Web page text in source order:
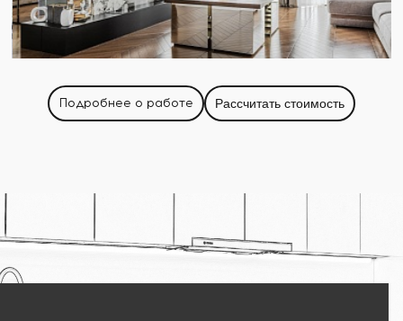
Подробнее о работе Рассчитать стоимость